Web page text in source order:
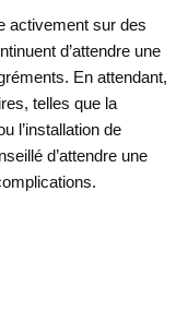
activement sur des
d’attendre une
En attendant,
telles que la
l’installation de
d’attendre une
.